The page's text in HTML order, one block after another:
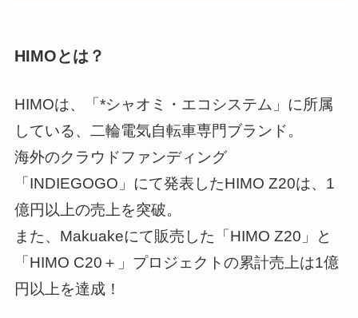
HIMOとは？
HIMOは、「*シャオミ・エコシステム」に所属
している、二輪電気自転車専門ブランド。
海外のクラウドファンディング
「INDIEGOGO」にて発表したHIMO Z20は、1
億円以上の売上を突破。
また、Makuakeにて販売した「HIMO Z20」と
「HIMO C20＋」プロジェクトの累計売上は1億
円以上を達成！